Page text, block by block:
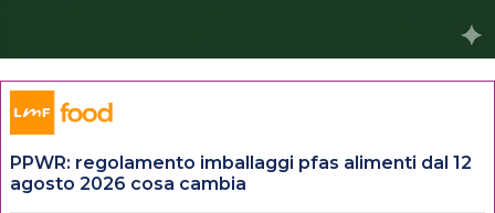
PPWR: regolamento imballaggi pfas alimenti dal 12
agosto 2026 cosa cambia